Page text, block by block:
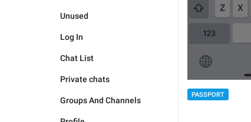
Unused
Log In
Chat List
Private chats
Groups And Channels
PASSPORT